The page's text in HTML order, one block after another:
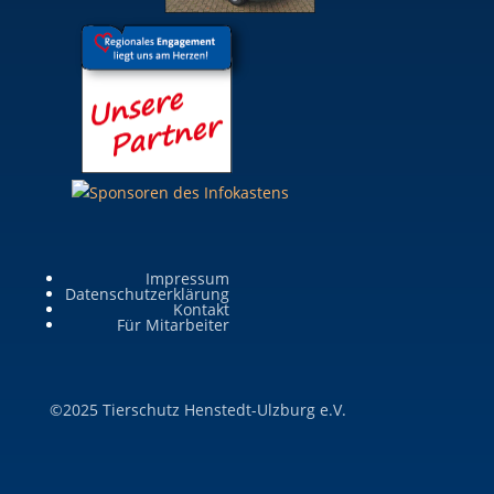
Impressum
Datenschutzerklärung
Kontakt
Für Mitarbeiter
©2025 Tierschutz Henstedt-Ulzburg e.V.